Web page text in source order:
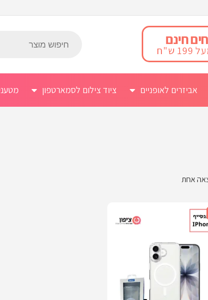
חינם
ש"ח
אביזרים לאופניים ציוד צילום לסמארטפון
אחת